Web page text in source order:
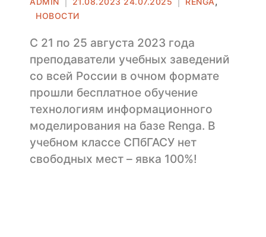
НОВОСТИ
С 21 по 25 августа 2023 года
преподаватели учебных заведений
со всей России в очном формате
прошли бесплатное обучение
технологиям информационного
моделирования на базе Renga. В
учебном классе СПбГАСУ нет
свободных мест – явка 100%!